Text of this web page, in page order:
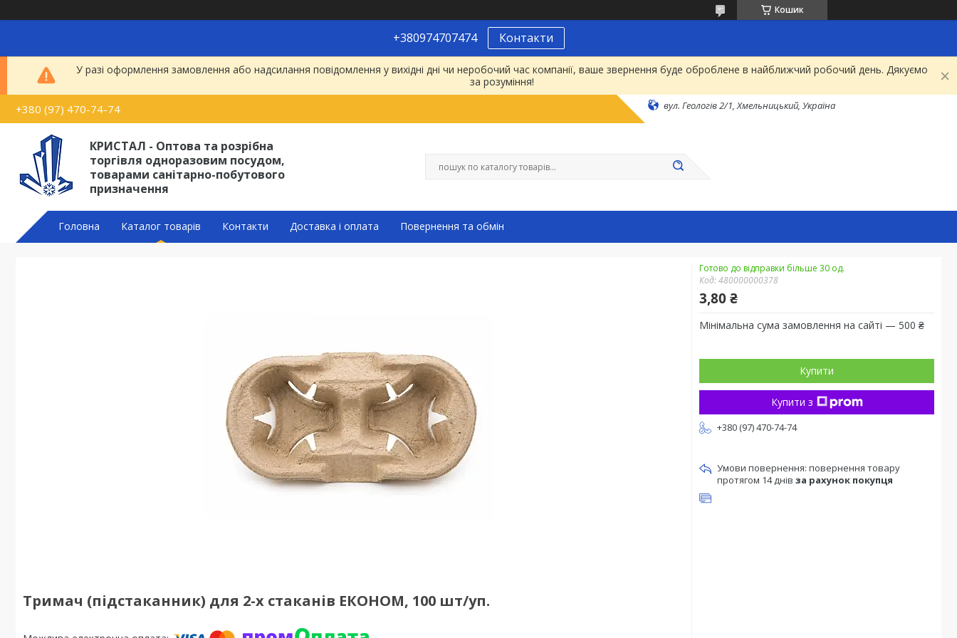
Кошик
+380974707474 Контакти
У разі оформлення замовлення або надсилання повідомлення у вихідні дні чи неробочий час компанії, ваше звернення буде оброблене в найближчий робочий день. Дякуємо
за розуміння!
+380 (97) 470-74-74 вул. Геологів 2/1, Хмельницький, Україна
КРИСТАЛ - Оптова та розрібна
торгівля одноразовим посудом,
товарами санітарно-побутового
призначення
Головна Каталог товарів Контакти Доставка і оплата Повернення та обмін
Тримач (підстаканник) для 2-х стаканів ЕКОНОМ, 100 шт/уп.
Готово до відправки більше 30 од.
Код:480000000378
3,80 ₴
Мінімальна сума замовлення на сайті — 500 ₴
Купити
Купити з
+380 (97) 470-74-74
повернення товару
протягом 14 днів за рахунок покупця